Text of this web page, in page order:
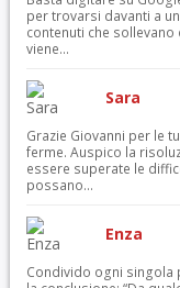
per trovarsi davanti a
contenuti che
viene...
Sara
Grazie Giovanni per le
ferme. Auspico la
essere superate le
possano...
Enza
Condivido ogni singola